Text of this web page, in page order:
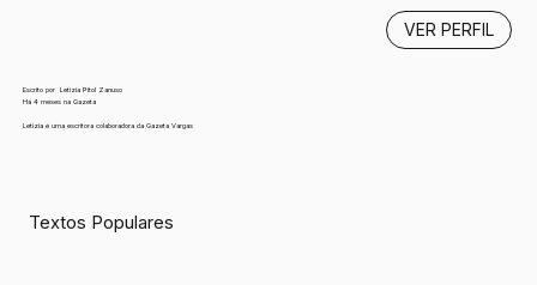
Escrito por
Letizia Pitol Zanuso
Há 4 meses na Gazeta
Letízia é uma escritora colaboradora da Gazeta Vargas
VER PERFIL
Textos Populares